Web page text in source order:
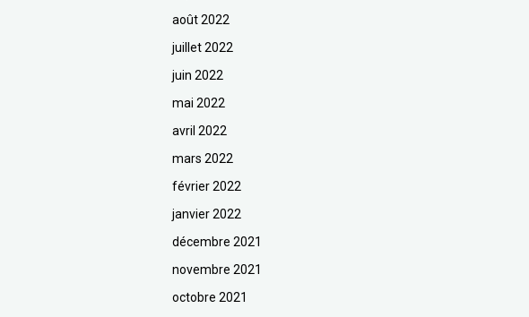
août 2022
juillet 2022
juin 2022
mai 2022
avril 2022
mars 2022
février 2022
janvier 2022
décembre 2021
novembre 2021
octobre 2021